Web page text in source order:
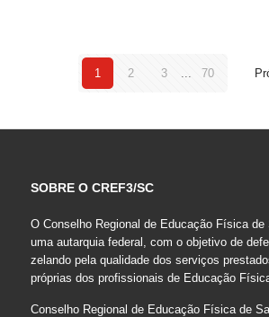
1 2 3 ... 70
SOBRE O CREF3/SC
O Conselho Regional de Educação Física de
uma autarquia federal, com o objetivo de
zelando pela qualidade dos serviços
próprias dos profissionais de Educação
Conselho Regional de Educação Física de